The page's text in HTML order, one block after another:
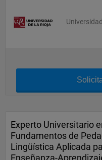
Experto Universitario
Fundamentos de
Lingüística Aplicada
Enseñanza-